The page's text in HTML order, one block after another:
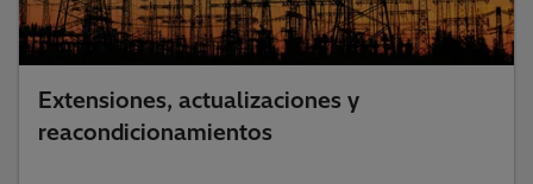
Extensiones, actualizaciones y
reacondicionamientos